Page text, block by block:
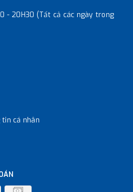
- 20H30 (Tất cả các ngày trong
cá nhân